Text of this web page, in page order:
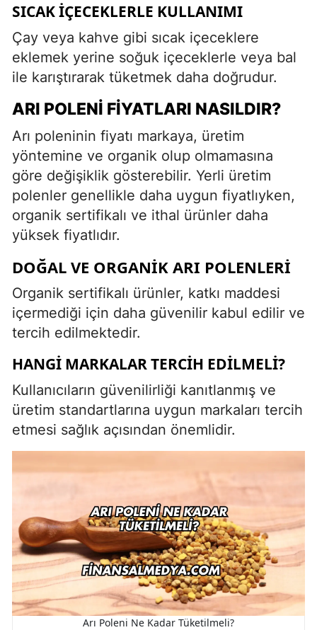
SICAK İÇECEKLERLE KULLANIMI
Çay veya kahve gibi sıcak içeceklere
eklemek yerine soğuk içeceklerle veya bal
ile karıştırarak tüketmek daha doğrudur.
ARI POLENI FIYATLARI NASILDIR?
Arı poleninin fiyatı markaya, üretim
yöntemine ve organik olup olmamasına
göre değişiklik gösterebilir. Yerli üretim
polenler genellikle daha uygun fiyatlıyken,
organik sertifikalı ve ithal ürünler daha
yüksek fiyatlıdır.
DOĞAL VE ORGANIK ARI POLENLERI
Organik sertifikalı ürünler, katkı maddesi
içermediği için daha güvenilir kabul edilir ve
tercih edilmektedir.
HANGI MARKALAR TERCIH EDILMELI?
Kullanıcıların güvenilirliği kanıtlanmış ve
üretim standartlarına uygun markaları tercih
etmesi sağlık açısından önemlidir.
Arı Poleni Ne Kadar Tüketilmeli?